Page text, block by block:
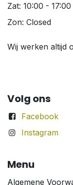
Zat: 10:00 - 17:00
Zon: Closed
Wij werken altijd
Volg ons
Facebook
Instagram
Menu
Algemene